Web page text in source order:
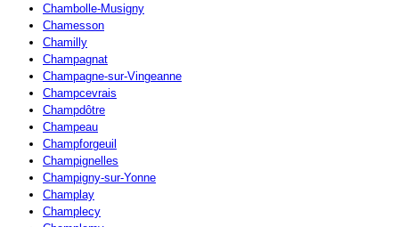
Chambolle-Musigny
Chamesson
Chamilly
Champagnat
Champagne-sur-Vingeanne
Champcevrais
Champdôtre
Champeau
Champforgeuil
Champignelles
Champigny-sur-Yonne
Champlay
Champlecy